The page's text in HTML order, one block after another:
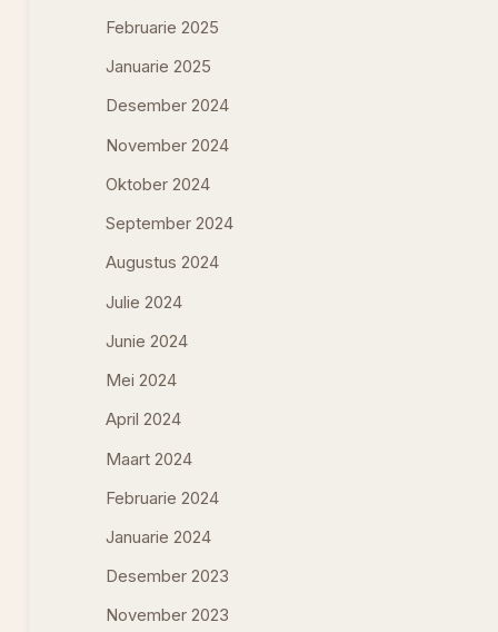
Februarie 2025
Januarie 2025
Desember 2024
November 2024
Oktober 2024
September 2024
Augustus 2024
Julie 2024
Junie 2024
Mei 2024
April 2024
Maart 2024
Februarie 2024
Januarie 2024
Desember 2023
November 2023